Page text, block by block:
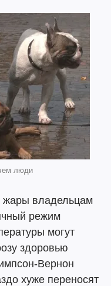
люди
жары владельцам
режим
могут
здоровью
Вернон
хуже переносят